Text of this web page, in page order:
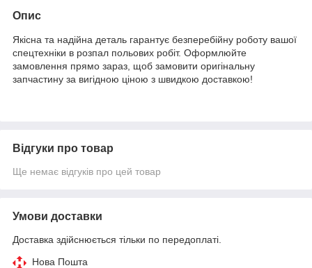
Опис
Якісна та надійна деталь гарантує безперебійну роботу вашої
спецтехніки в розпал польових робіт. Оформлюйте
замовлення прямо зараз, щоб замовити оригінальну
запчастину за вигідною ціною з швидкою доставкою!
Відгуки про товар
Ще немає відгуків про цей товар
Умови доставки
Доставка здійснюється тільки по передоплаті.
Нова Пошта